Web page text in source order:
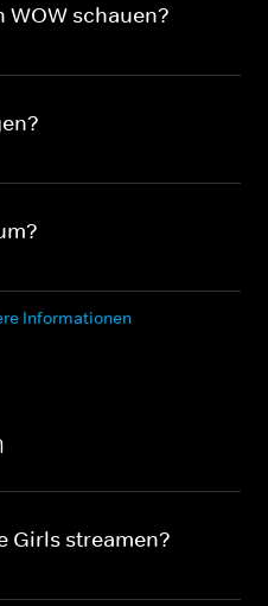
WOW schauen?
Informationen
Girls streamen?